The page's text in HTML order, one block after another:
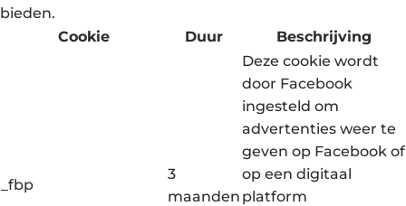
bieden.
Cookie
Duur Beschrijving
_fbp
3
maanden
Deze cookie wordt
door Facebook
ingesteld om
advertenties weer te
geven op Facebook of
op een digitaal
platform